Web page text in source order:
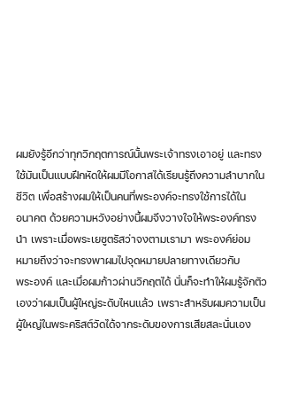
ผมยังรู้อีกว่าทุกวิกฤตการณ์นั้นพระเจ้าทรงเอาอยู่ และทรง
ใช้มันเป็นแบบฝึกหัดให้ผมมีโอกาสได้เรียนรู้ถึงความลำบากใน
ชีวิต เพื่อสร้างผมให้เป็นคนที่พระองค์จะทรงใช้การได้ใน
อนาคต ด้วยความหวังอย่างนี้ผมจึงวางใจให้พระองค์ทรง
นำ เพราะเมื่อพระเยซูตรัสว่าจงตามเรามา พระองค์ย่อม
หมายถึงว่าจะทรงพาผมไปจุดหมายปลายทางเดียวกับ
พระองค์ และเมื่อผมก้าวผ่านวิกฤตได้ นั่นก็จะทำให้ผมรู้จักตัว
เองว่าผมเป็นผู้ใหญ่ระดับไหนแล้ว เพราะสำหรับผมความเป็น
ผู้ใหญ่ในพระคริสต์วัดได้จากระดับของการเสียสละนั่นเอง